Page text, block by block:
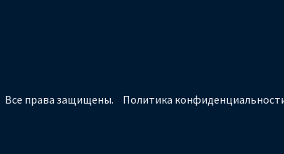
Все права защищены. Политика